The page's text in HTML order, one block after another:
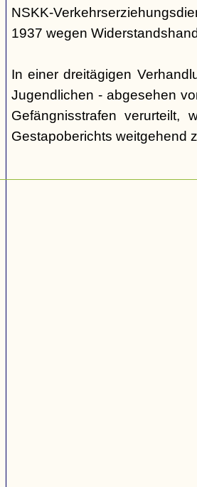
NSKK-
1937 wegen
In einer dreitägigen
Jugendlichen - abgesehen
Gefängnisstrafen
Gestapoberichts weitgehend